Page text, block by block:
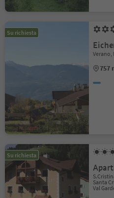
Su richiesta
Verano,
757
Su richiesta
Santa
Val